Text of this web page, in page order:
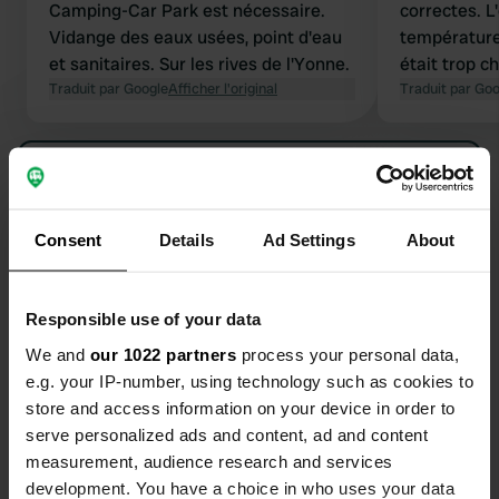
Consent Details Ad Settings About
Responsible use of your data
We and our 1022 partners process your personal data,
e.g. your IP-number, using technology such as cookies to
store and access information on your device in order to
serve personalized ads and content, ad and content
measurement, audience research and services
development. You have a choice in who uses your data
Camping-Car Park est nécessaire.
Vidange des eaux usées, point d'eau
et sanitaires. Sur les rives de l'Yonne.
Traduit par GoogleAfficher l'original
correctes.
était trop
Traduit par
Es-tu déjà venu ici ?
Contact
Emplacement
Rue du Port des Fontaines 1
Copie